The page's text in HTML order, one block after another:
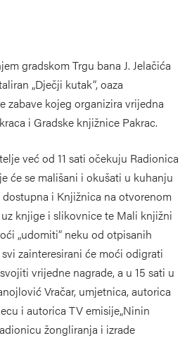
gradskom Trgu bana J. Jelačića
„Dječji kutak“, oaza
zabave kojeg organizira vrijedna
i Gradske knjižnice Pakrac.
već od 11 sati očekuju Radionica
će se mališani i okušati u kuhanju
dostupna i Knjižnica na otvorenom
knjige i slikovnice te Mali knjižni
„udomiti“ neku od otpisanih
zainteresirani će moći odigrati
vrijedne nagrade, a u 15 sati u
Vračar, umjetnica, autorica
i autorica TV emisije„Ninin
žongliranja i izrade